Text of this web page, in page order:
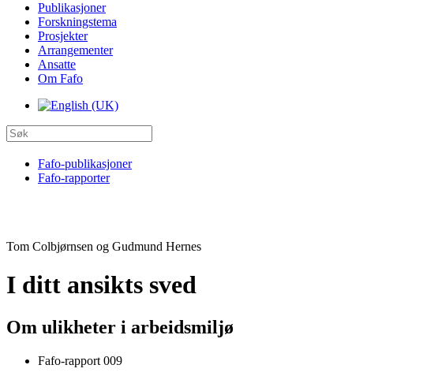
Publikasjoner
Forskningstema
Prosjekter
Arrangementer
Ansatte
Om Fafo
Fafo-publikasjoner
Fafo-rapporter
Tom Colbjørnsen og Gudmund Hernes
I ditt ansikts sved
Om ulikheter i arbeidsmiljø
Fafo-rapport 009